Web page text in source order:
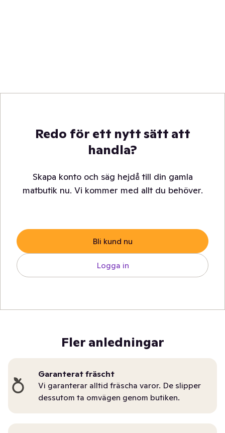
Redo för ett nytt sätt att
handla?
Skapa konto och säg hejdå till din gamla
matbutik nu. Vi kommer med allt du behöver.
Bli kund nu
Logga in
Fler anledningar
Garanterat fräscht
Vi garanterar alltid fräscha varor. De slipper
dessutom ta omvägen genom butiken.